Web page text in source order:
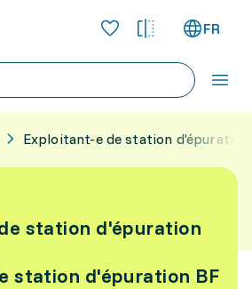
FR
Exploitant-e de station d'épuration
station d'épuration
station d'épuration BF